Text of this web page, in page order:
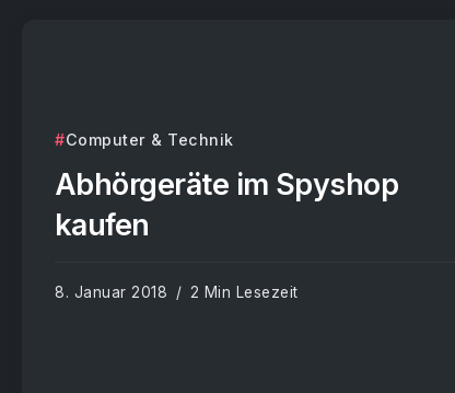
Computer & Technik
Abhörgeräte im Spyshop
kaufen
8. Januar 2018 2 Min Lesezeit